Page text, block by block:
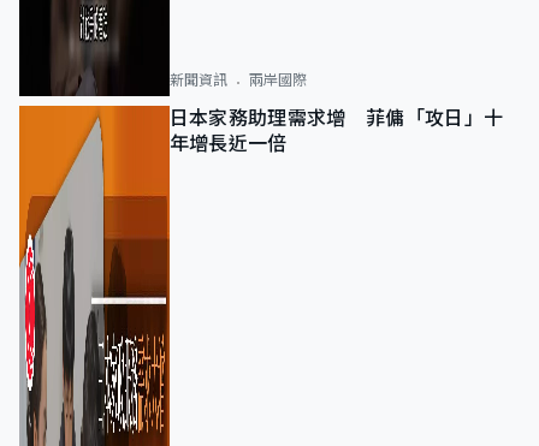
新聞資訊 兩岸國際
日本家務助理需求增 菲傭「攻日」十
年增長近一倍